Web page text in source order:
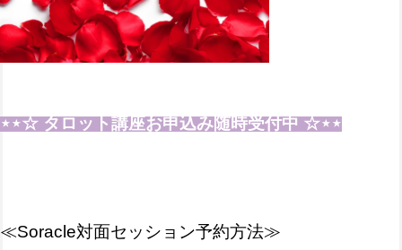
⋆⋆☆ タロット講座お申込み随時受付中 ☆⋆⋆
≪Soracle対面セッション予約方法≫